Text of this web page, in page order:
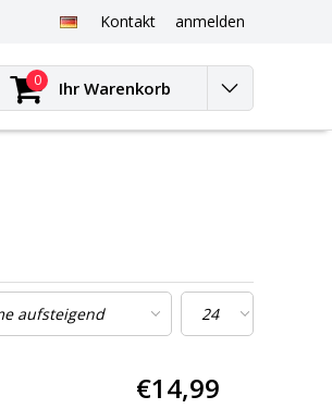
Kontakt anmelden
0 Ihr Warenkorb
€14,99